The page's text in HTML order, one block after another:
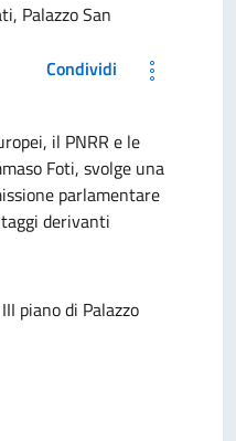
Palazzo San
Condividi
il PNRR e le
Foti, svolge una
parlamentare
derivanti
piano di Palazzo